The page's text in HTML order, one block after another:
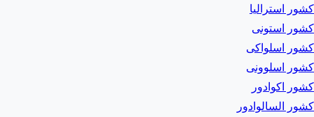
کشور استرالیا
کشور استونی
کشور اسلواکی
کشور اسلوونی
کشور اکوادور
کشور السالوادور